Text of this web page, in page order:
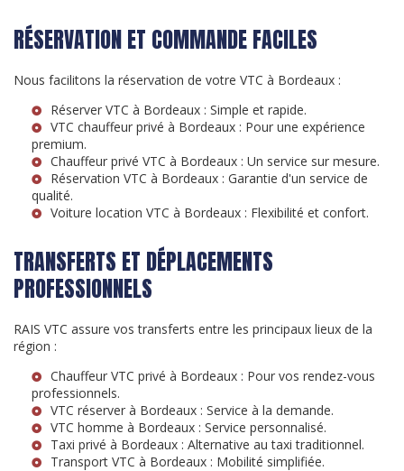
RÉSERVATION ET COMMANDE FACILES
Nous facilitons la réservation de votre VTC à Bordeaux :
Réserver VTC à Bordeaux : Simple et rapide.
VTC chauffeur privé à Bordeaux : Pour une expérience
premium.
Chauffeur privé VTC à Bordeaux : Un service sur mesure.
Réservation VTC à Bordeaux : Garantie d'un service de
qualité.
Voiture location VTC à Bordeaux : Flexibilité et confort.
TRANSFERTS ET DÉPLACEMENTS
PROFESSIONNELS
RAIS VTC assure vos transferts entre les principaux lieux de la
région :
Chauffeur VTC privé à Bordeaux : Pour vos rendez-vous
professionnels.
VTC réserver à Bordeaux : Service à la demande.
VTC homme à Bordeaux : Service personnalisé.
Taxi privé à Bordeaux : Alternative au taxi traditionnel.
Transport VTC à Bordeaux : Mobilité simplifiée.